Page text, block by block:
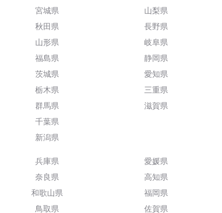
宮城県
秋田県
山形県
福島県
茨城県
栃木県
群馬県
千葉県
新潟県
山梨県
長野県
岐阜県
静岡県
愛知県
三重県
滋賀県
兵庫県
奈良県
和歌山県
鳥取県
愛媛県
高知県
福岡県
佐賀県